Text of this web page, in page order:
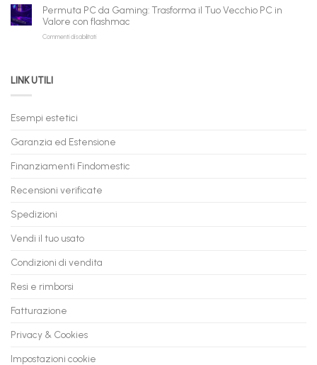
Nuovi
Ricondizionati,
Spedizione
Gaming
a
Rate
Online:
anche
a
Permuta PC da Gaming: Trasforma il Tuo Vecchio PC in
Valore con flashmac
Commenti disabilitatisu
in
con
LINK UTILI
Esempi estetici
Garanzia ed Estensione
Finanziamenti Findomestic
Recensioni verificate
Spedizioni
Vendi il tuo usato
Condizioni di vendita
Resi e rimborsi
Fatturazione
Privacy & Cookies
Impostazioni cookie